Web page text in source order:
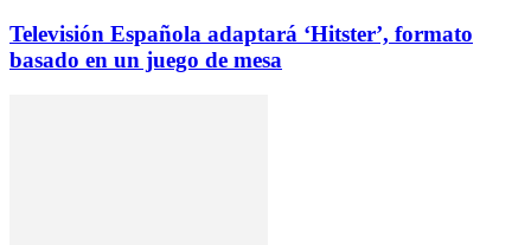
Televisión Española adaptará ‘Hitster’, formato
basado en un juego de mesa